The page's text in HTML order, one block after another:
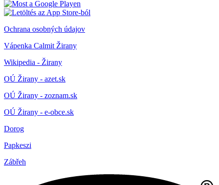
Ochrana osobných údajov
Vápenka Calmit Žirany
Wikipedia - Žirany
OÚ Žirany - azet.sk
OÚ Žirany - zoznam.sk
OÚ Žirany - e-obce.sk
Dorog
Papkeszi
Zábřeh